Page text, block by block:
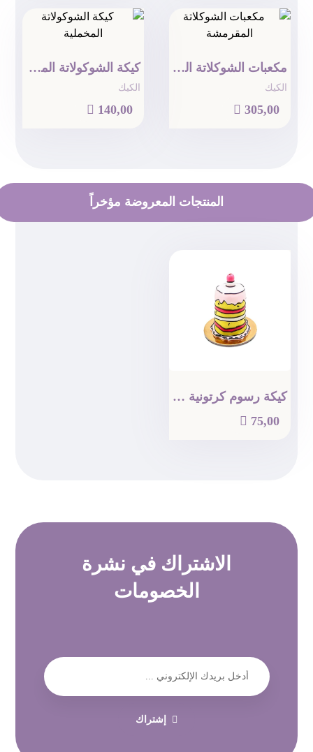
مكعبات الشوكلاتة المقرمشة
الكيك
 305,00
كيكة الشوكولاتة المخملية
الكيك
 140,00
المنتجات المعروضة مؤخراً
كيكة رسوم كرتونية ( دائرية )
 75,00
الاشتراك في نشرة
الخصومات
إشتراك